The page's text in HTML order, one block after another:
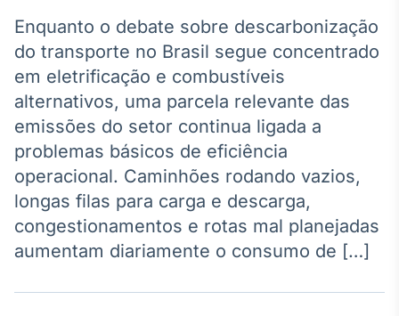
Agro
Tudo sobre o
agronegócio
Broadcast
Político
Os bastidores da
política em
tempo real
Energia
Enquanto o debate sobre descarbonização
do transporte no Brasil segue concentrado
em eletrificação e combustíveis
alternativos, uma parcela relevante das
emissões do setor continua ligada a
problemas básicos de eficiência
operacional. Caminhões rodando vazios,
longas filas para carga e descarga,
congestionamentos e rotas mal planejadas
aumentam diariamente o consumo de […]